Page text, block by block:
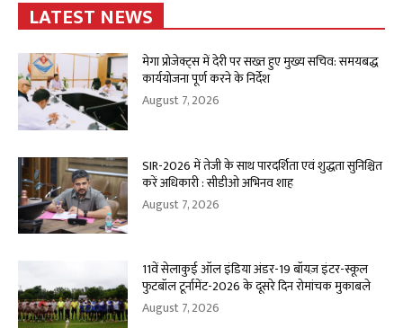
LATEST NEWS
मेगा प्रोजेक्ट्स में देरी पर सख्त हुए मुख्य सचिव: समयबद्ध
कार्ययोजना पूर्ण करने के निर्देश
August 7, 2026
SIR-2026 में तेजी के साथ पारदर्शिता एवं शुद्धता सुनिश्चित
करें अधिकारी : सीडीओ अभिनव शाह
August 7, 2026
11वें सेलाकुई ऑल इंडिया अंडर-19 बॉयज़ इंटर-स्कूल
फुटबॉल टूर्नामेंट-2026 के दूसरे दिन रोमांचक मुकाबले
August 7, 2026